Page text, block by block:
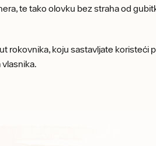
te tako olovku bez straha od
koju sastavljate koristeći